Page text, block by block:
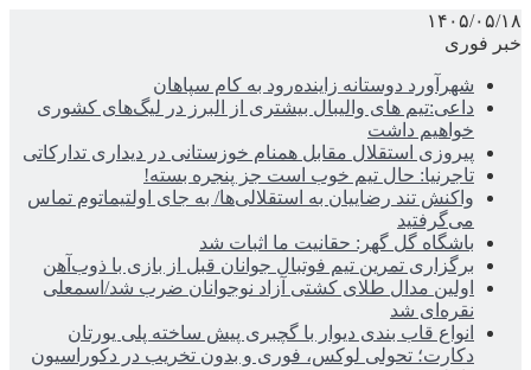
۱۴۰۵/۰۵/۱۸
خبر فوری
شهرآورد دوستانه زاینده‌رود به کام سپاهان
داعی:تیم های والیبال بیشتری از البرز در لیگ‌های کشوری
خواهیم داشت
پیروزی استقلال مقابل همنام خوزستانی در دیداری تدارکاتی
تاجرنیا: حال تیم خوب است جز پنجره بسته!
واکنش تند رضاییان به استقلالی‌ها/ به جای اولتیماتوم تماس
می‌گرفتید
باشگاه گل گهر: حقانیت ما اثبات شد
برگزاری تمرین تیم فوتبال جوانان قبل از بازی با ذوب‌آهن
اولین مدال طلای کشتی آزاد نوجوانان ضرب شد/اسمعلی
نقره‌ای شد
انواع قاب بندی دیوار با گچبری پیش ساخته پلی یورتان
دکارت؛ تحولی لوکس، فوری و بدون تخریب در دکوراسیون